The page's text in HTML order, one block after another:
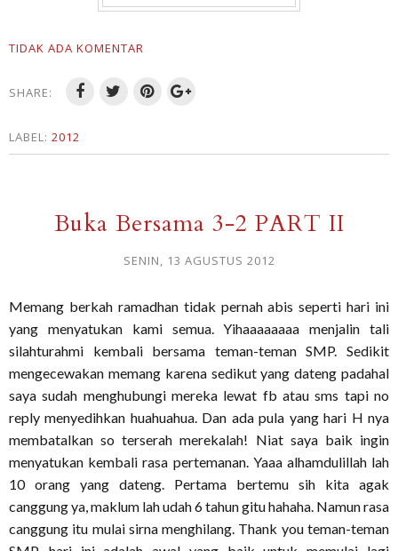
TIDAK ADA KOMENTAR
SHARE:
LABEL: 2012
Buka Bersama 3-2 PART II
SENIN, 13 AGUSTUS 2012
Memang berkah ramadhan tidak pernah abis seperti hari ini
yang menyatukan kami semua. Yihaaaaaaaa menjalin tali
silahturahmi kembali bersama teman-teman SMP. Sedikit
mengecewakan memang karena sedikut yang dateng padahal
saya sudah menghubungi mereka lewat fb atau sms tapi no
reply menyedihkan huahuahua. Dan ada pula yang hari H nya
membatalkan so terserah merekalah! Niat saya baik ingin
menyatukan kembali rasa pertemanan. Yaaa alhamdulillah lah
10 orang yang dateng. Pertama bertemu sih kita agak
canggung ya, maklum lah udah 6 tahun gitu hahaha. Namun rasa
canggung itu mulai sirna menghilang. Thank you teman-teman